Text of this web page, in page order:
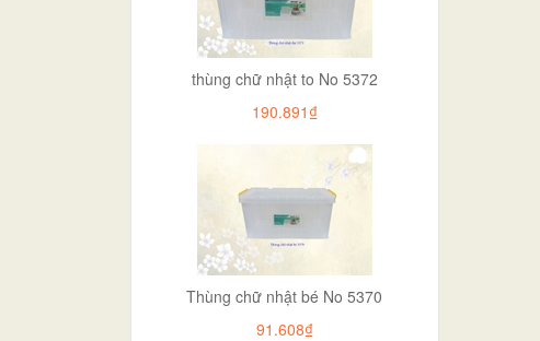
thùng chữ nhật to No 5372
190.891₫
Thùng chữ nhật bé No 5370
91.608₫